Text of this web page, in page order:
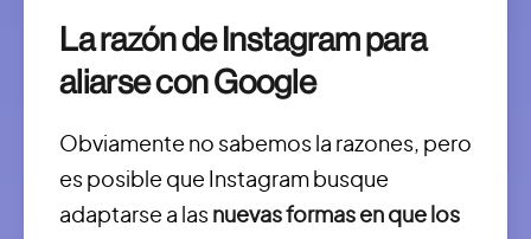
La razón de Instagram para
aliarse con Google
Obviamente no sabemos la razones, pero
es posible que Instagram busque
adaptarse a las nuevas formas en que los